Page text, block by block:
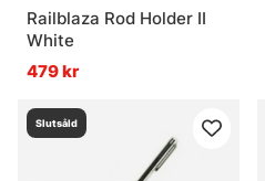
Railblaza Rod Holder II
White
479 kr
Slutsåld